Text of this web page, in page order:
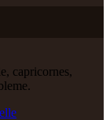
capricornes,